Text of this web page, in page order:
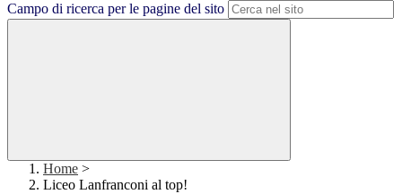
Campo di ricerca per le pagine del sito
Home >
Liceo Lanfranconi al top!